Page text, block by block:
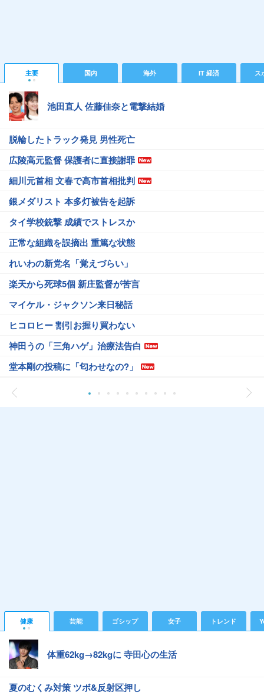
主要 国内 海外 IT 経済 ス
池田直人 佐藤佳奈と電撃結婚
脱輪したトラック発見 男性死亡
広陵高元監督 保護者に直接謝罪
細川元首相 文春で高市首相批判
銀メダリスト 本多灯被告を起訴
タイ学校銃撃 成績でストレスか
正常な組織を誤摘出 重篤な状態
れいわの新党名「覚えづらい」
楽天から死球5個 新庄監督が苦言
マイケル・ジャクソン来日秘話
ヒコロヒー 割引お握り買わない
神田うの「三角ハゲ」治療法告白
堂本剛の投稿に「匂わせなの?」
健康 芸能 ゴシップ 女子 トレンド
体重62kg→82kgに 寺田心の生活
夏のむくみ対策 ツボ&反射区押し